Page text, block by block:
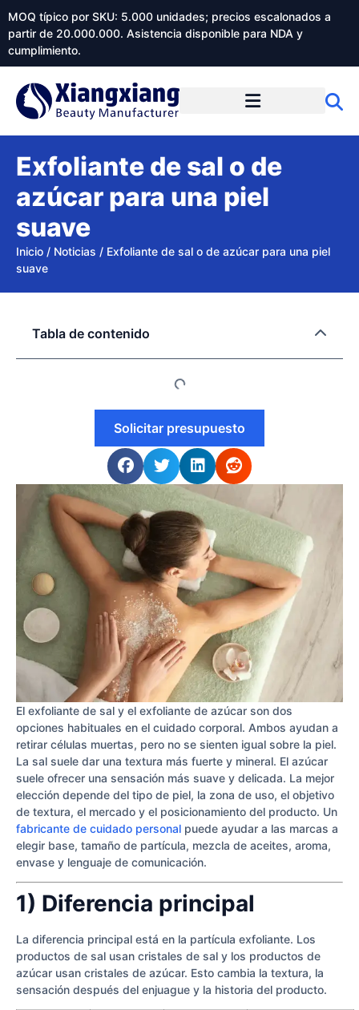
MOQ típico por SKU: 5.000 unidades; precios escalonados a
partir de 20.000.000. Asistencia disponible para NDA y
cumplimiento.
Exfoliante de sal o de
azúcar para una piel
suave
Inicio / Noticias / Exfoliante de sal o de azúcar para una piel
suave
El exfoliante de sal y el exfoliante de azúcar son dos
opciones habituales en el cuidado corporal. Ambos ayudan a
retirar células muertas, pero no se sienten igual sobre la piel.
La sal suele dar una textura más fuerte y mineral. El azúcar
suele ofrecer una sensación más suave y delicada. La mejor
elección depende del tipo de piel, la zona de uso, el objetivo
de textura, el mercado y el posicionamiento del producto. Un
fabricante de cuidado personal puede ayudar a las marcas a
elegir base, tamaño de partícula, mezcla de aceites, aroma,
envase y lenguaje de comunicación.
1) Diferencia principal
La diferencia principal está en la partícula exfoliante. Los
productos de sal usan cristales de sal y los productos de
azúcar usan cristales de azúcar. Esto cambia la textura, la
sensación después del enjuague y la historia del producto.
Tabla de contenido
Solicitar presupuesto